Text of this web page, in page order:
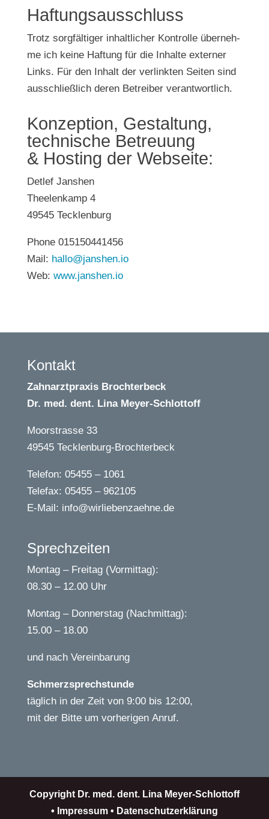
Haf­tungs­aus­schluss
Trotz sorg­fäl­ti­ger inhalt­li­cher Kon­trol­le über­neh­
me ich kei­ne Haf­tung für die Inhal­te exter­ner
Links. Für den Inhalt der ver­link­ten Sei­ten sind
aus­schließ­lich deren Betrei­ber verantwortlich.
Kon­zep­ti­on, Gestal­tung,
tech­ni­sche Betreu­ung
& Hos­ting der Webseite:
Det­lef Jans­hen
Thee­lenkamp 4
49545 Teck­len­burg
Pho­ne 015150441456
Mail: hallo@janshen.io
Web: www.janshen.io
Kon­takt
Zahn­arzt­pra­xis Brochterbeck
Dr. med. dent. Lina Meyer-Schlottoff
Moor­stras­se 33
49545 Tecklenburg-Brochterbeck
Tele­fon: 05455 – 1061
Tele­fax: 05455 – 962105
E‑Mail: info@wirliebenzaehne.de
Sprech­zei­ten
Mon­tag – Frei­tag (Vor­mit­tag):
08.30 – 12.00 Uhr
Mon­tag – Don­ners­tag (Nach­mit­tag):
15.00 – 18.00
und nach Vereinbarung
Schmerz­sprech­stun­de
täg­lich in der Zeit von 9:00 bis 12:00,
mit der Bit­te um vor­he­ri­gen Anruf.
Copyright Dr. med. dent. Lina Meyer-Schlottoff
• Impressum • Datenschutzerklärung